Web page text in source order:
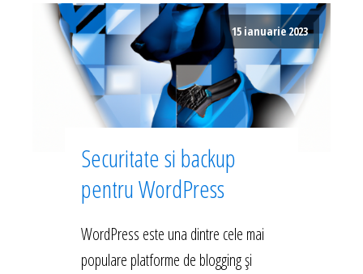
15 ianuarie 2023
Securitate si backup
pentru WordPress
WordPress este una dintre cele mai
populare platforme de blogging și